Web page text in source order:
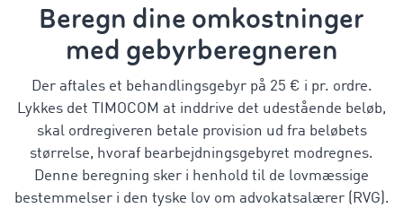
Beregn dine omkostninger
med gebyrberegneren
Der aftales et behandlingsgebyr på 25 € i pr. ordre.
Lykkes det TIMOCOM at inddrive det udestående beløb,
skal ordregiveren betale provision ud fra beløbets
størrelse, hvoraf bearbejdningsgebyret modregnes.
Denne beregning sker i henhold til de lovmæssige
bestemmelser i den tyske lov om advokatsalærer (RVG).